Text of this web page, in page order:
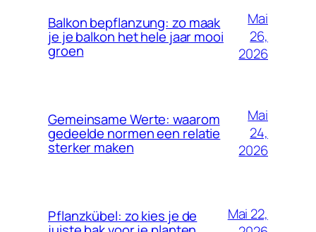
Balkon bepflanzung: zo maak
je je balkon het hele jaar mooi
groen
Mai
26,
2026
Gemeinsame Werte: waarom
gedeelde normen een relatie
sterker maken
Mai
24,
2026
Pflanzkübel: zo kies je de
Mai 22,